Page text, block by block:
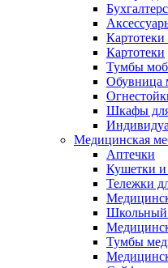
Картотеки
Тумбы
Обувница
Шкафы
Медицинская
Аптечки
Кушетки и
Тележки
Школьный
Тумбы